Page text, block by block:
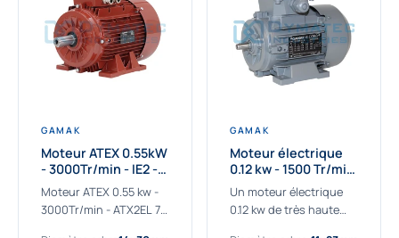
GAMAK
Moteur ATEX 0.55kW
- 3000Tr/min - IE2 -
Zone 2/22 -
Aluminium
Moteur ATEX 0.55 kw -
3000Tr/min - ATX2EL 71
GAMAK
Moteur électrique
0.12 kw - 1500 Tr/min
- 230/400V - IE2
Un moteur électrique
0.12 kw de très haute